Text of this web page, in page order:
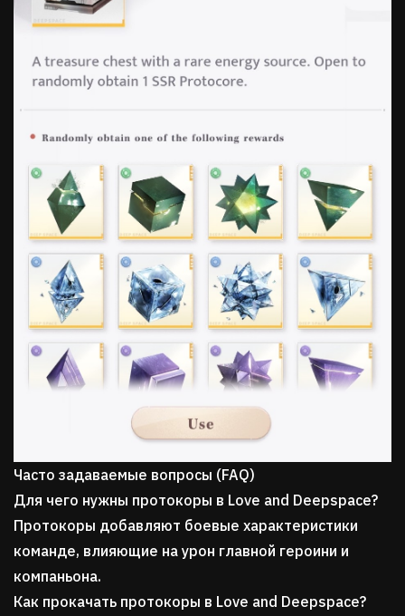
Часто задаваемые вопросы (FAQ)
Для чего нужны протокоры в Love and Deepspace?
Протокоры добавляют боевые характеристики
команде, влияющие на урон главной героини и
компаньона.
Как прокачать протокоры в Love and Deepspace?